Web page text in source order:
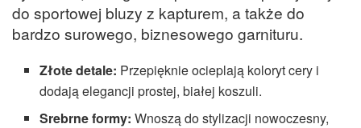
do sportowej bluzy z kapturem, a także do
bardzo surowego, biznesowego garnituru.
Złote detale: Przepięknie ocieplają koloryt cery i
dodają elegancji prostej, białej koszuli.
Srebrne formy: Wnoszą do stylizacji nowoczesny,